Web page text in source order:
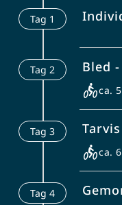
Alle ausklappen
Tag1
Bled
am
Bled -
ca.